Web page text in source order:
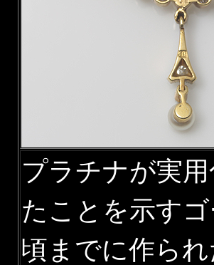
プラチナが実
たことを示す
頃までに作ら